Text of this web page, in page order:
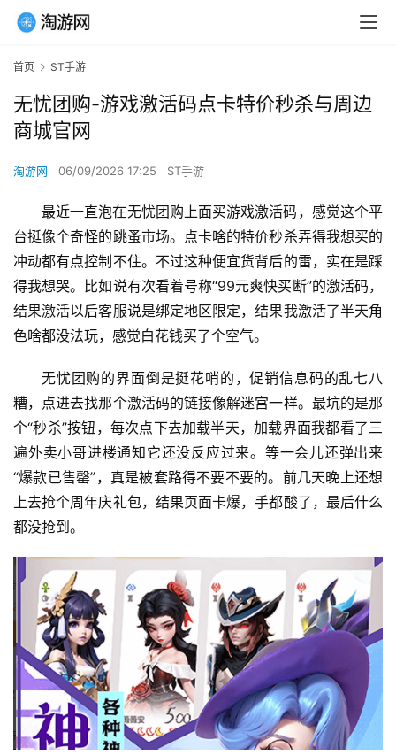
首页 ST手游
无忧团购-游戏激活码点卡特价秒杀与周边
商城官网
淘游网 06/09/2026 17:25 ST手游
最近一直泡在无忧团购上面买游戏激活码，感觉这个平
台挺像个奇怪的跳蚤市场。点卡啥的特价秒杀弄得我想买的
冲动都有点控制不住。不过这种便宜货背后的雷，实在是踩
得我想哭。比如说有次看着号称“99元爽快买断”的激活码，
结果激活以后客服说是绑定地区限定，结果我激活了半天角
色啥都没法玩，感觉白花钱买了个空气。
无忧团购的界面倒是挺花哨的，促销信息码的乱七八
糟，点进去找那个激活码的链接像解迷宫一样。最坑的是那
个“秒杀”按钮，每次点下去加载半天，加载界面我都看了三
遍外卖小哥进楼通知它还没反应过来。等一会儿还弹出来
“爆款已售罄”，真是被套路得不要不要的。前几天晚上还想
上去抢个周年庆礼包，结果页面卡爆，手都酸了，最后什么
都没抢到。